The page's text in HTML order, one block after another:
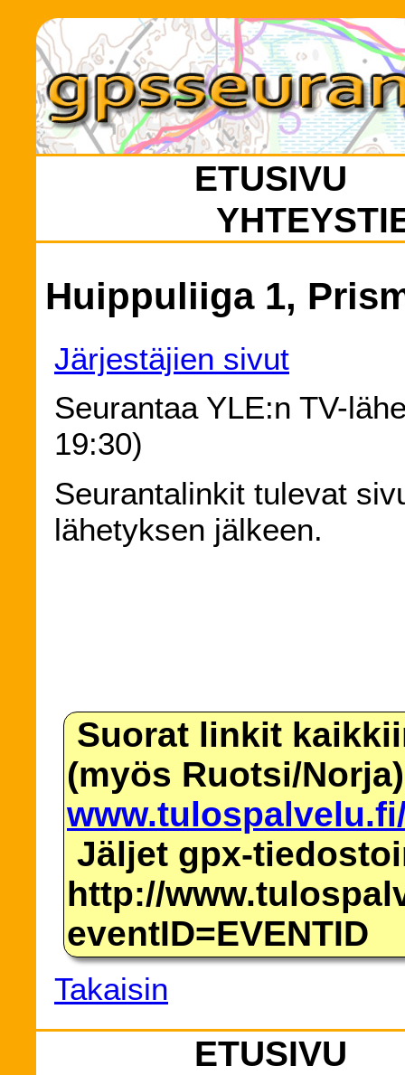
ETUSIVU
Huippuliiga 1,
Järjestäjien sivut
Seurantaa YLE:n TV-
19:30)
Seurantalinkit tulevat
lähetyksen jälkeen.
Suorat linkit
(myös Ruotsi/Norja)
Jäljet gpx-
http://
eventID=EVENTID
Takaisin
ETUSIVU